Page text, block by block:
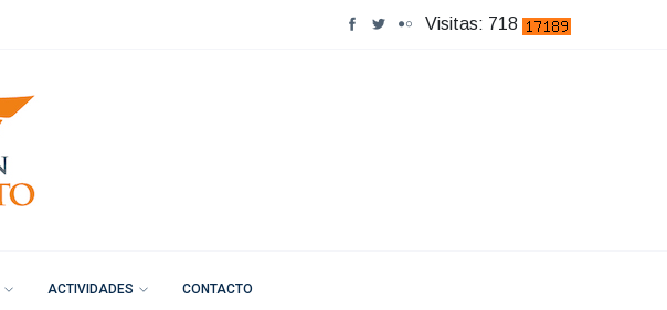
Visitas: 718
ACTIVIDADES CONTACTO